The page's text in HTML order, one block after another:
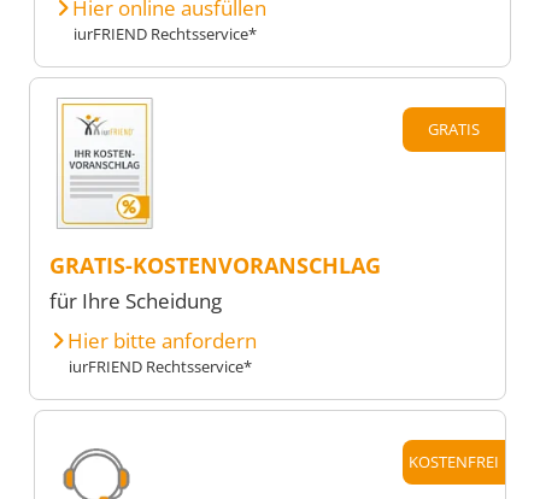
Hier online ausfüllen
iurFRIEND Rechtsservice*
GRATIS
GRATIS-KOSTENVORANSCHLAG
für Ihre Scheidung
Hier bitte anfordern
iurFRIEND Rechtsservice*
KOSTENFREI